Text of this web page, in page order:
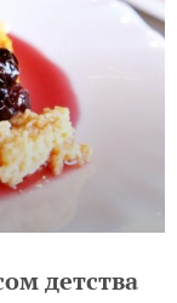
детства